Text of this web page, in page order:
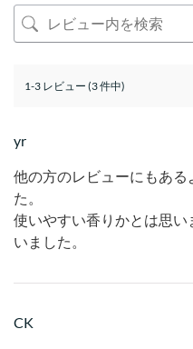
1-3 レビュー (3 件中)
yr
他の方のレビューにもあ
た。
使いやすい香りかとは思
いました。
CK